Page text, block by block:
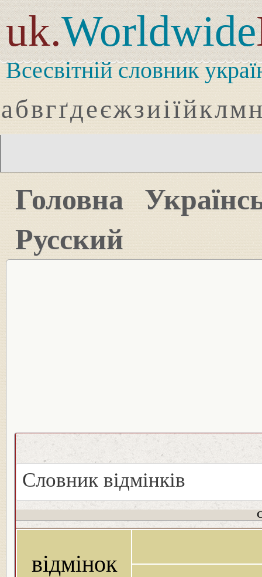
uk.Worldwide
Всесвітній словник
абвгґдеєжзиіїйклмн
Головна
Русский
Словник відмінків
відмінок